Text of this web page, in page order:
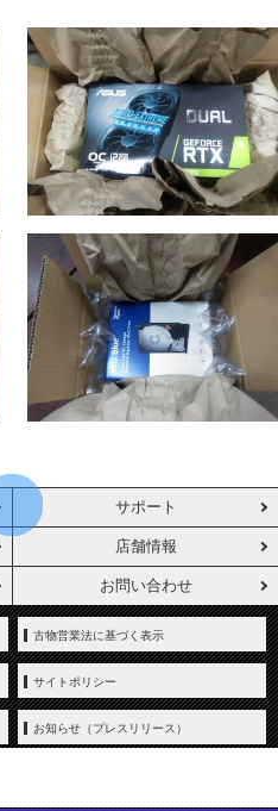
サポート
店舗情報
お問い合わせ
古物営業法に基づく表示
サイトポリシー
お知らせ（プレスリリース）